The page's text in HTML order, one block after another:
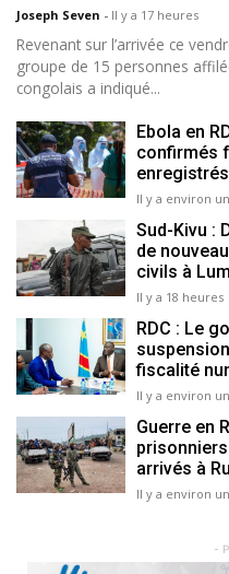
Joseph Seven - Il y a 17 heures
Revenant sur l’arrivée ce
groupe de 15 personnes
congolais a indiqué...
Ebola en
confirmés
Il y a environ
Sud-Kivu :
de
civils à
Il y a 18 heures
RDC : Le
fiscalité
Il y a environ
Guerre en
arrivés à
Il y a environ
-